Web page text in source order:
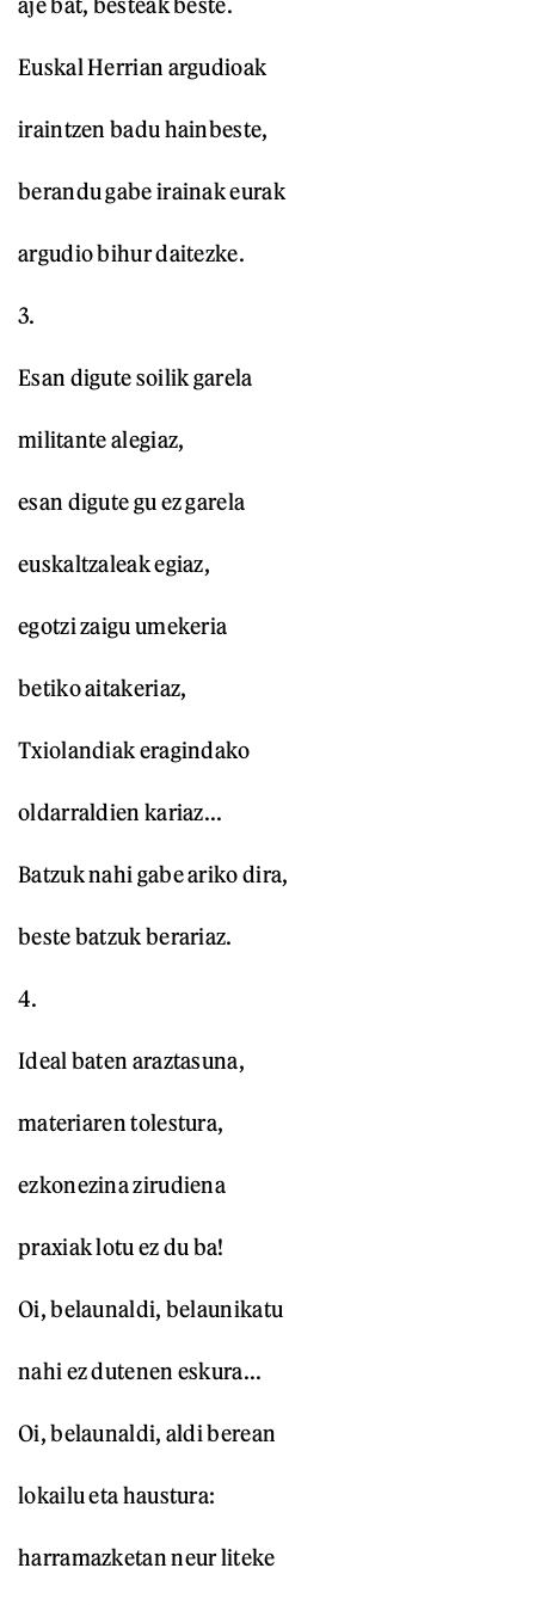
Euskal Herrian argudioak
iraintzen badu hainbeste,
berandu gabe irainak eurak
argudio bihur daitezke.
3.
Esan digute soilik garela
militante alegiaz,
esan digute gu ez garela
euskaltzaleak egiaz,
egotzi zaigu umekeria
betiko aitakeriaz,
Txiolandiak eragindako
oldarraldien kariaz...
Batzuk nahi gabe ariko dira,
beste batzuk berariaz.
4.
Ideal baten araztasuna,
materiaren tolestura,
ezkonezina zirudiena
praxiak lotu ez du ba!
Oi, belaunaldi, belaunikatu
nahi ez dutenen eskura...
Oi, belaunaldi, aldi berean
lokailu eta haustura:
harramazketan neur liteke